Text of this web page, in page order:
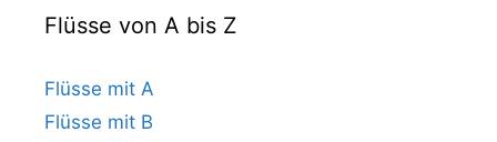
Flüsse von A bis Z
Flüsse mit A
Flüsse mit B